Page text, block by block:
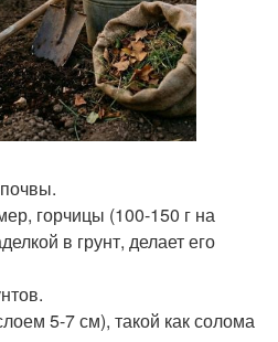
горчицы (100-150 г на
в грунт, делает его
5-7 см), такой как солома